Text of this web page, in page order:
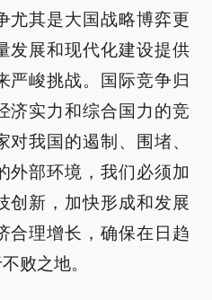
尤其是大国战略博弈更
发展和现代化建设提供
严峻挑战。国际竞争归
济实力和综合国力的竞
我国的遏制、围堵、
外部环境，我们必须加
创新，加快形成和发展
合理增长，确保在日趋
败之地。